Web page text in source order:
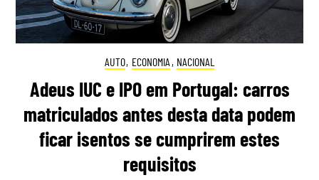
AUTO, ECONOMIA , NACIONAL
Adeus IUC e IPO em Portugal: carros
matriculados antes desta data podem
ficar isentos se cumprirem estes
requisitos